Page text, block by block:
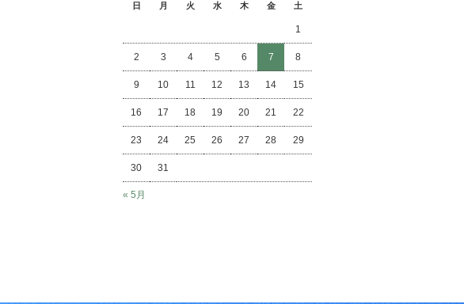
日 月 火 水 木 金 土
« 5月
1
2 3 4 5 6 7 8
9 10 11 12 13 14 15
16 17 18 19 20 21 22
23 24 25 26 27 28 29
30 31